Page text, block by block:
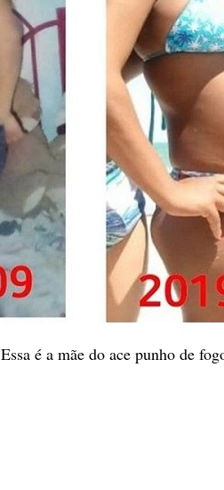
Essa é a mãe do ace punho de